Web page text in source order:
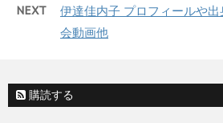
NEXT
伊達佳内子 プロフィールや
会動画他
購読する